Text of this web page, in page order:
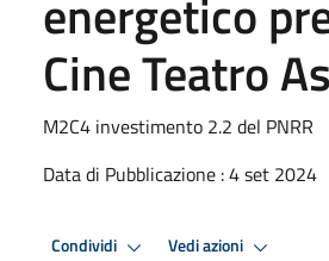
energetico
Cine Teatro
M2C4 investimento 2.2 del PNRR
Data di Pubblicazione : 4 set 2024
Condividi Vedi azioni